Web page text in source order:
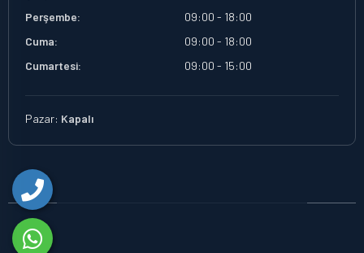
Perşembe:
09:00 - 18:00
Cuma:
09:00 - 18:00
Cumartesi:
09:00 - 15:00
Pazar: Kapalı